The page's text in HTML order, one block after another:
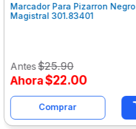
Marcador Para Pizarron Negro
Magistral 301.83401
Antes$25.90
Ahora$22.00
Comprar